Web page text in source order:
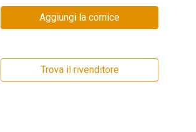
Aggiungi la cornice
Trova il rivenditore